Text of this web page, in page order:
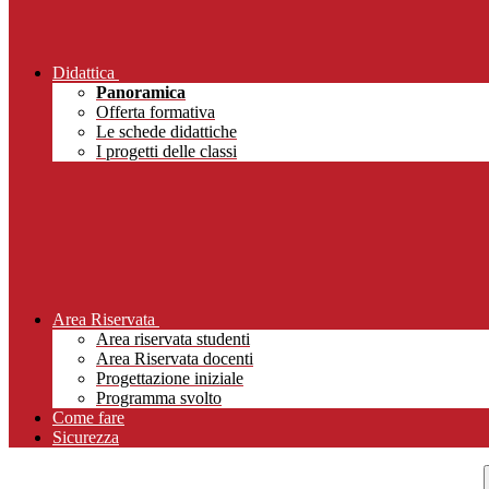
Didattica
Panoramica
Offerta formativa
Le schede didattiche
I progetti delle classi
Area Riservata
Area riservata studenti
Area Riservata docenti
Progettazione iniziale
Programma svolto
Come fare
Sicurezza